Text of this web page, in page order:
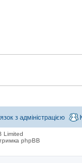
з адміністрацією
Limited
phpBB